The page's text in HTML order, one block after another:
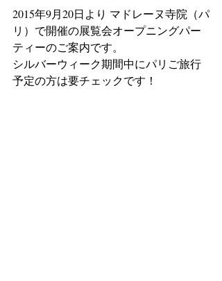
2015年9月20日より マドレーヌ寺院（パ
リ）で開催の展覧会オープニングパー
ティーのご案内です。
シルバーウィーク期間中にパリご旅行
予定の方は要チェックです！